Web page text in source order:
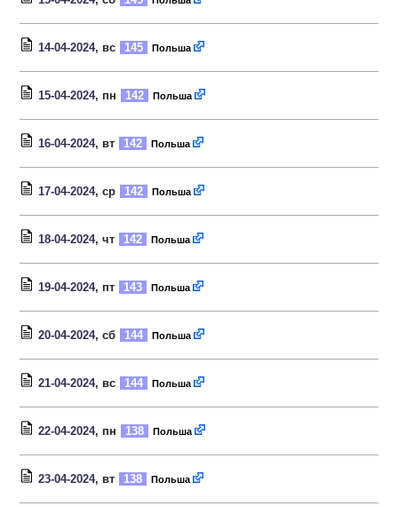
14-04-2024, вс 145 Польша
15-04-2024, пн 142 Польша
16-04-2024, вт 142 Польша
17-04-2024, ср 142 Польша
18-04-2024, чт 142 Польша
19-04-2024, пт 143 Польша
20-04-2024, сб 144 Польша
21-04-2024, вс 144 Польша
22-04-2024, пн 138 Польша
23-04-2024, вт 138 Польша